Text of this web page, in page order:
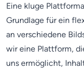
Eine kluge
Grundlage für ein
an verschiedene
wir eine Plattform,
uns ermöglicht,